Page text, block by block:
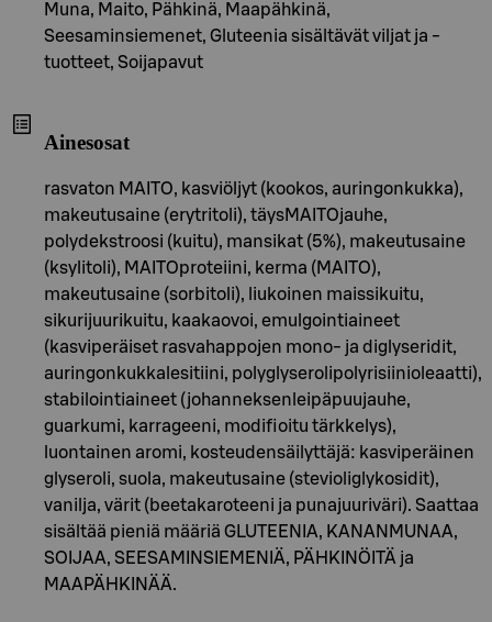
Muna, Maito, Pähkinä, Maapähkinä,
Seesaminsiemenet, Gluteenia sisältävät viljat ja -
tuotteet, Soijapavut
Ainesosat
rasvaton MAITO, kasviöljyt (kookos, auringonkukka),
makeutusaine (erytritoli), täysMAITOjauhe,
polydekstroosi (kuitu), mansikat (5%), makeutusaine
(ksylitoli), MAITOproteiini, kerma (MAITO),
makeutusaine (sorbitoli), liukoinen maissikuitu,
sikurijuurikuitu, kaakaovoi, emulgointiaineet
(kasviperäiset rasvahappojen mono- ja diglyseridit,
auringonkukkalesitiini, polyglyserolipolyrisiinioleaatti),
stabilointiaineet (johanneksenleipäpuujauhe,
guarkumi, karrageeni, modifioitu tärkkelys),
luontainen aromi, kosteudensäilyttäjä: kasviperäinen
glyseroli, suola, makeutusaine (stevioliglykosidit),
vanilja, värit (beetakaroteeni ja punajuuriväri). Saattaa
sisältää pieniä määriä GLUTEENIA, KANANMUNAA,
SOIJAA, SEESAMINSIEMENIÄ, PÄHKINÖITÄ ja
MAAPÄHKINÄÄ.